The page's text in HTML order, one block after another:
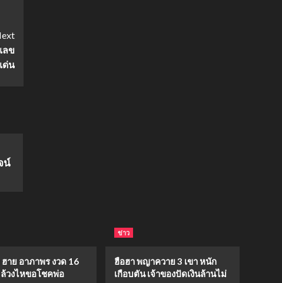
ลข
ด่น
น์
ฮาย อาภาพร งวด 16
ล้วงไหขอโชคพ่อ
ข่าว
ฮือฮา พญาควาย 3 เขา หนัก
เกือบตัน เจ้าของปัดเงินล้านไม่